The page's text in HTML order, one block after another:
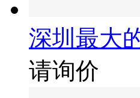
深圳最大
请询价